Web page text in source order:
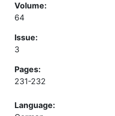
Volume:
64
Issue:
3
Pages:
231-232
Language: